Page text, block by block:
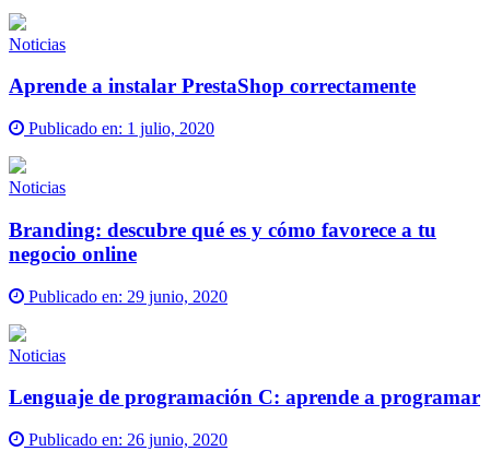
Noticias
Aprende a instalar PrestaShop correctamente
Publicado en: 1 julio, 2020
Noticias
Branding: descubre qué es y cómo favorece a tu
negocio online
Publicado en: 29 junio, 2020
Noticias
Lenguaje de programación C: aprende a programar
Publicado en: 26 junio, 2020